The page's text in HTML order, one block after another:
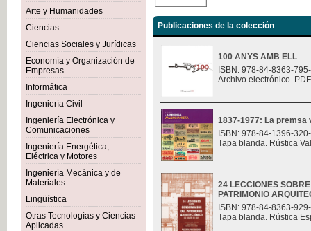
Arte y Humanidades
Ciencias
Ciencias Sociales y Jurídicas
Economía y Organización de
Empresas
Informática
Ingeniería Civil
Ingeniería Electrónica y
Comunicaciones
Ingeniería Energética,
Eléctrica y Motores
Ingeniería Mecánica y de
Materiales
Lingüística
Otras Tecnologías y Ciencias
Aplicadas
Publicaciones de la colección
100 ANYS AMB ELL
ISBN: 978-84-8363-
Archivo electrónico.
1837-1977: La premsa
ISBN: 978-84-1396-
Tapa blanda. Rústica
24 LECCIONES
PATRIMONIO
ISBN: 978-84-8363-
Tapa blanda. Rústica